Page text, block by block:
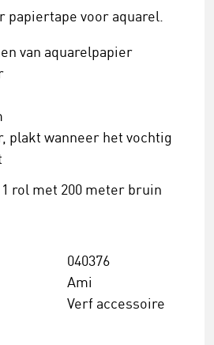
papiertape voor aquarel.
van aquarelpapier
plakt wanneer het vochtig
rol met 200 meter bruin
040376
Ami
Verf accessoire